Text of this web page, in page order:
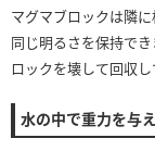
マグマブロックは隣
同じ明るさを保持で
ロックを壊して回収
水の中で重力を与